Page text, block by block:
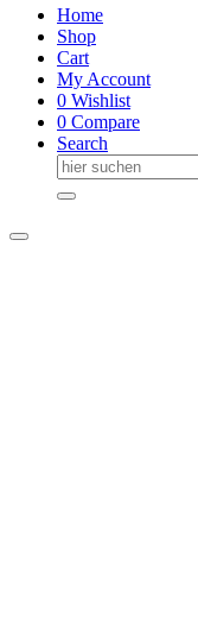
Home
Shop
Cart
My Account
0 Wishlist
0 Compare
Search
Suche
nach: